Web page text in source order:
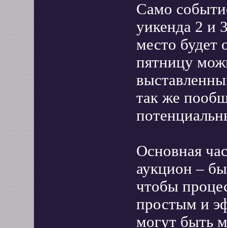
Само
уикенда 2 и
место будет
пятницу
так же
Основная
аукцион –
чтобы
простым и
могут быть